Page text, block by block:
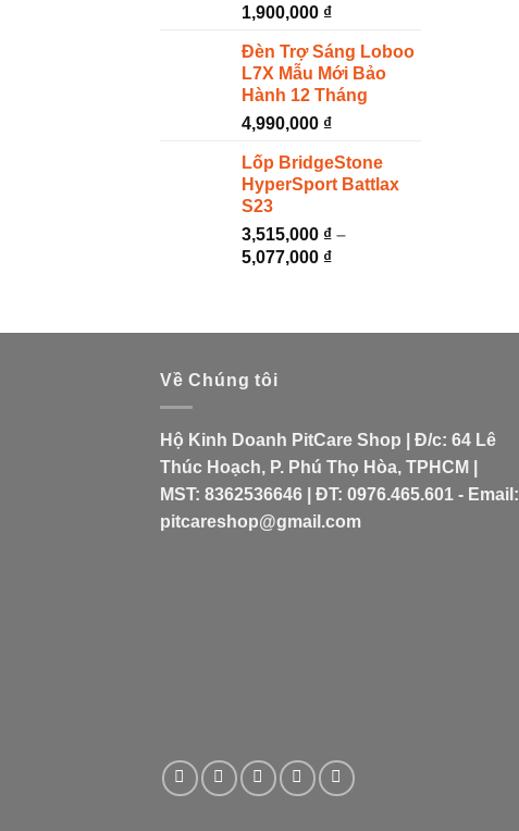
1,900,000 ₫
Đèn Trợ Sáng Loboo
L7X Mẫu Mới Bảo
Hành 12 Tháng
4,990,000 ₫
Lốp BridgeStone
HyperSport Battlax
S23
3,515,000 ₫ –
5,077,000 ₫
Về Chúng tôi
Hộ Kinh Doanh PitCare Shop | Đ/c: 64 Lê
Thúc Hoạch, P. Phú Thọ Hòa, TPHCM |
MST: 8362536646 | ĐT: 0976.465.601 - Email:
pitcareshop@gmail.com